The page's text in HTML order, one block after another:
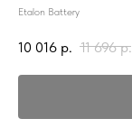
Etalon Battery
10 016 р. 11 696 р.